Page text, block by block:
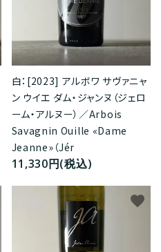
白：[2023] アルボワ サヴァニャ
ン ウイエ ダム・ジャンヌ（ジェロ
ーム・アルヌー）／Arbois
Savagnin Ouille «Dame
Jeanne»（Jér
11,330円(税込)
favorite